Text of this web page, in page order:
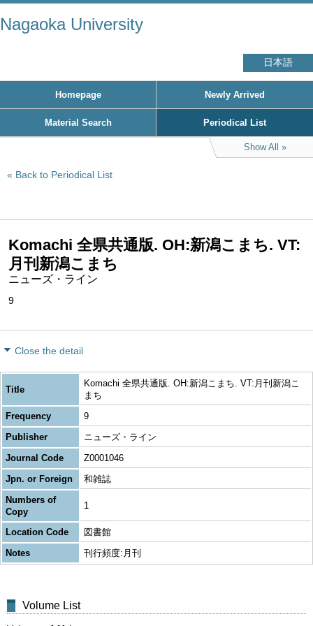
Nagaoka University
日本語
Homepage Newly Arrived
Material Search Periodical List
Show All
Back to Periodical List
Komachi 全県共通版. OH:新潟こまち. VT:
月刊新潟こまち
ニューズ・ライン
9
Close the detail
Title
Komachi 全県共通版. OH:新潟こまち. VT:月刊新潟こ
まち
Frequency
9
Publisher
ニューズ・ライン
Journal Code
Z0001046
Jpn. or Foreign
和雑誌
Numbers of
Copy
1
Location Code
図書館
Notes
刊行頻度:月刊
Volume List